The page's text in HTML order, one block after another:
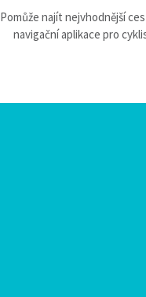
Pomůže najít nejvhodnější
navigační aplikace pro